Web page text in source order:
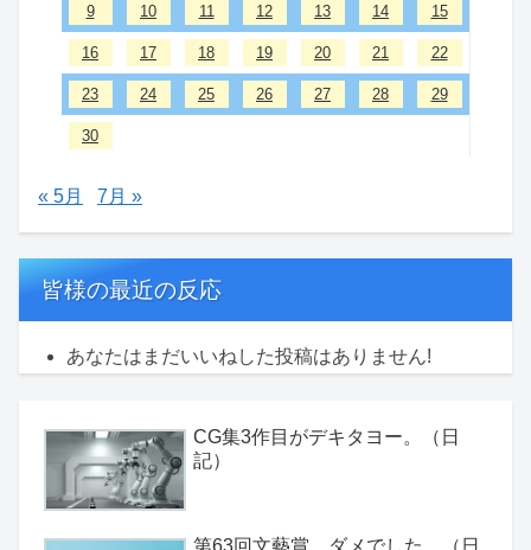
9 10 11 12 13 14 15
16 17 18 19 20 21 22
23 24 25 26 27 28 29
30
« 5月 7月 »
皆様の最近の反応
あなたはまだいいねした投稿はありません!
CG集3作目がデキタヨー。（日
記）